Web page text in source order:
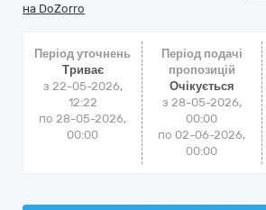
на DoZorro
Період уточнень
Триває
з 22-05-2026,
12:22
по 28-05-2026,
00:00
Період подачі
пропозицій
Очікується
з 28-05-2026,
00:00
по 02-06-2026,
00:00